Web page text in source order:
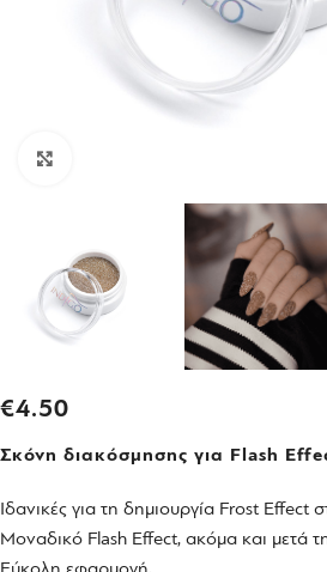
€4.50
Σκόνη διακόσμησης για Flash
Ιδανικές για τη δημιουργία Frost Effect
Μοναδικό Flash Effect, ακόμα και μετά